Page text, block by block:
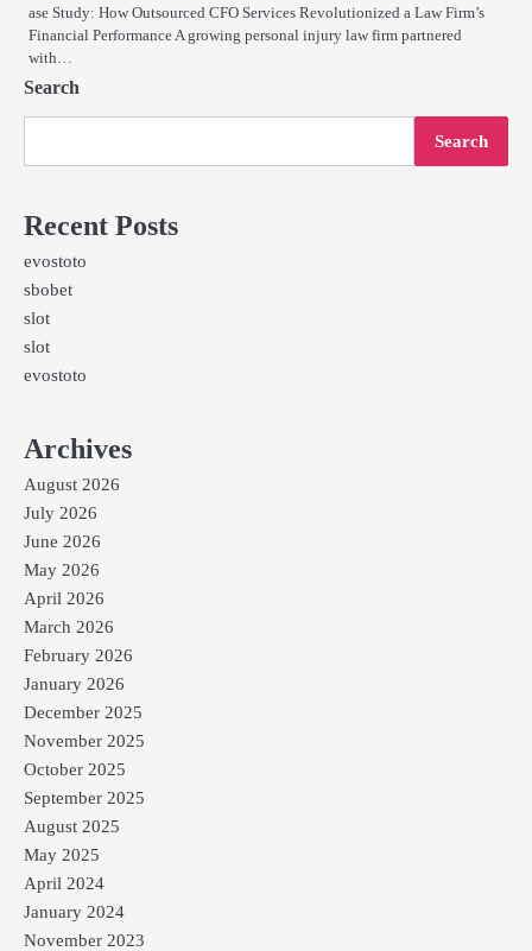
ase Study: How Outsourced CFO Services Revolutionized a Law Firm’s
Financial Performance A growing personal injury law firm partnered
with…
Search
Search
Recent Posts
evostoto
sbobet
slot
slot
evostoto
Archives
August 2026
July 2026
June 2026
May 2026
April 2026
March 2026
February 2026
January 2026
December 2025
November 2025
October 2025
September 2025
August 2025
May 2025
April 2024
January 2024
November 2023